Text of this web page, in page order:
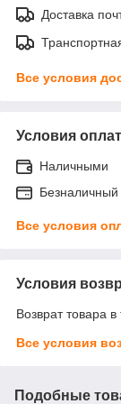
Доставка
Все условия
Условия
Наличными
Безналичный
Все условия
Условия
Возврат товара
Все условия
Подобные